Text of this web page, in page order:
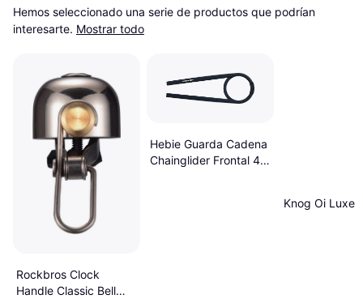
Hemos seleccionado una serie de productos que podrían
interesarte. Mostrar todo
Rockbros Clock
Handle Classic Bell
Hebie Guarda Cadena
Chainglider Frontal 42
Knog Oi Luxe